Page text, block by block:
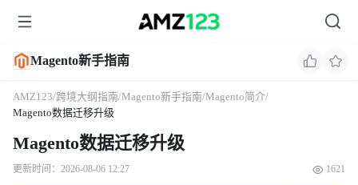
Magento新手指南
AMZ123/跨境大纲指南/Magento新手指南/Magento简介/
Magento数据迁移升级
Magento数据迁移升级
更新时间：2026-08-06 12:27 1621